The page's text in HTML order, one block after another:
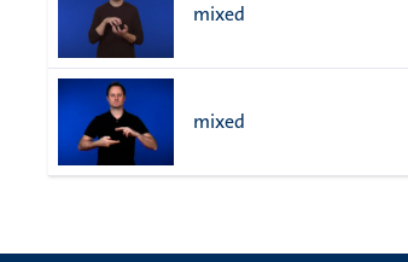
mixed
mixed